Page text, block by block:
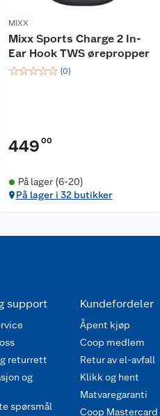
MIXX
Mixx Sports Charge 2 In-
Ear Hook TWS ørepropper
☆☆☆☆☆ (0)
449 00
På lager (6-20)
På lager i 32 butikker
support
returrett
og
spørsmål
Kundefordeler
Åpent kjøp
Coop medlem
Retur av el-avfall
Klikk og hent
Matvaregaranti
Coop Mastercard